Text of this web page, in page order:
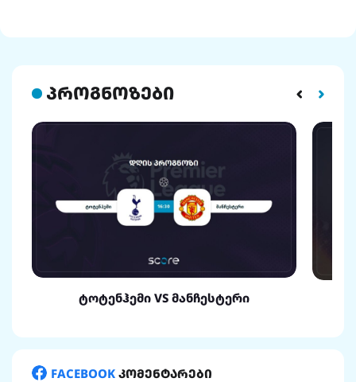
პროგნოზები
ტოტენჰემი VS მანჩესტერი
FACEBOOK კომენტარები